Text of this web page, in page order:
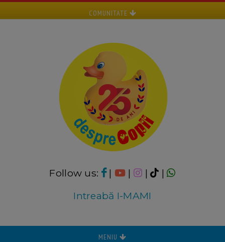
COMUNITATE
Follow us: | | |
|
Intreabă I-MAMI
MENIU